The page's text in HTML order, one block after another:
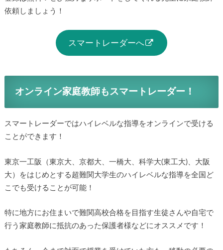
依頼しましょう！
スマートレーダーへ
オンライン家庭教師もスマートレーダー！
スマートレーダーではハイレベルな指導をオンラインで受ける
ことができます！
東京一工阪（東京大、京都大、一橋大、科学大(東工大)、大阪
大）をはじめとする超難関大学生のハイレベルな指導を全国ど
こでも受けることが可能！
特に地方にお住まいで難関高校合格を目指す生徒さんや自宅で
行う家庭教師に抵抗のあった保護者様などにオススメです！